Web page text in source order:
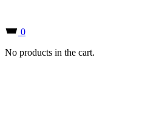
0
No products in the cart.